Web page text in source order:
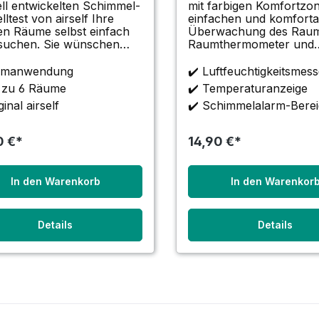
entwickelten Schimmel-
von airself Ihre
Räume selbst einfach
Sie wünschen
mögliche
zu können?
Sie eine Belastung
6 Räume
airself
€*
In den Warenkorb
Details
mit farbigen
einfachen und komfortablen
Überwachung des
Raumthermometer und
praktischen Gerät
zur Schimmelvorbeugung, bei
bestehendem oder
vergangenem
✔️
✔️ Temperaturanzeige
✔️ Schimmelalarm-
14,90 €*
In den Warenkorb
Details